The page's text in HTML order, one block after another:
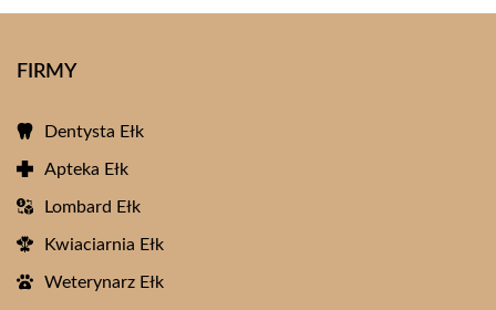
FIRMY
Dentysta Ełk
Apteka Ełk
Lombard Ełk
Kwiaciarnia Ełk
Weterynarz Ełk